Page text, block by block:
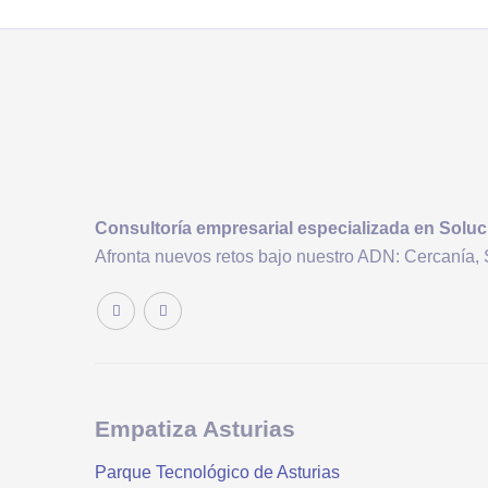
Consultoría empresarial especializada en
Afronta nuevos retos bajo nuestro ADN: Cercanía,
Empatiza Asturias
Parque Tecnológico de Asturias